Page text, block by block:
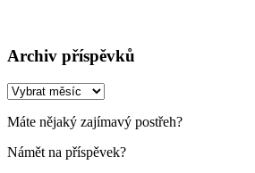
Archiv příspěvků
Archiv
Máte nějaký zajímavý postřeh?
Námět na příspěvek?